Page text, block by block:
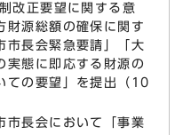
改正要望に関する意
財源総額の確保に関す
市長会緊急要請」「大
実態に即応する財源の
ての要望」を提出（10
市長会において「事業